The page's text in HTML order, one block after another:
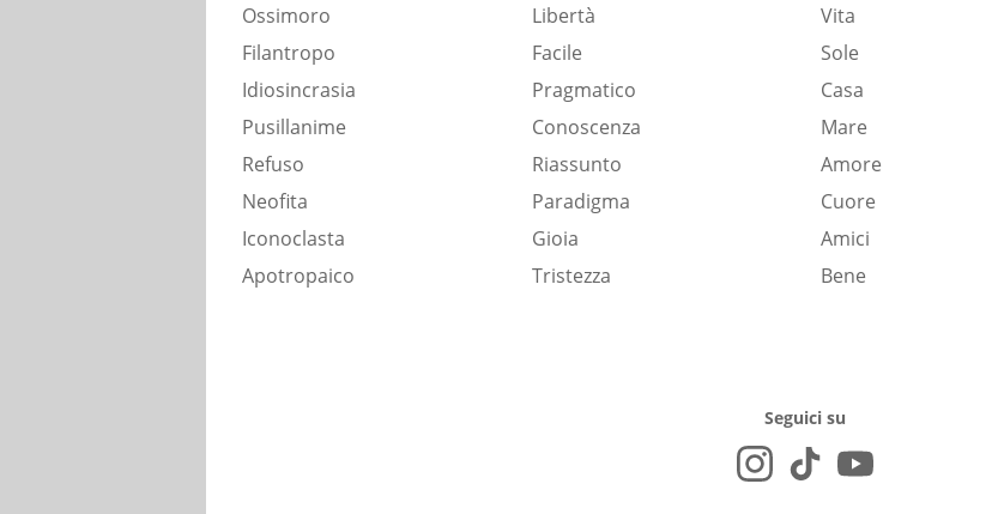
Ossimoro
Filantropo
Idiosincrasia
Pusillanime
Refuso
Neofita
Iconoclasta
Apotropaico
Libertà
Facile
Pragmatico
Conoscenza
Riassunto
Paradigma
Gioia
Tristezza
Vita
Sole
Casa
Mare
Amore
Cuore
Amici
Bene
Seguici su